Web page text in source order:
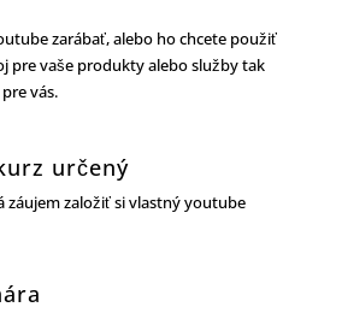
zarábať, alebo ho chcete použiť
pre vaše produkty alebo služby tak
vás.
určený
záujem založiť si vlastný youtube